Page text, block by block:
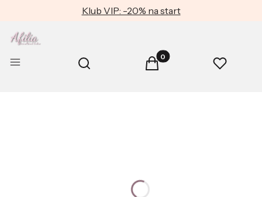
Klub VIP: -20% na start
Menu Otwórz wyszukiwarkę
Szukaj Produkty w koszyku: 0.
Koszyk Ulubione